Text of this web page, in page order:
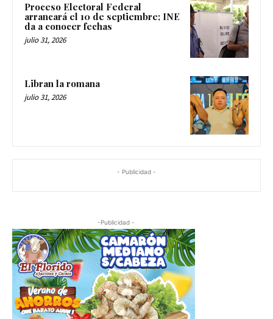
Proceso Electoral Federal
arrancará el 10 de septiembre; INE
da a conocer fechas
julio 31, 2026
Libran la romana
julio 31, 2026
- Publicidad -
-Publicidad -